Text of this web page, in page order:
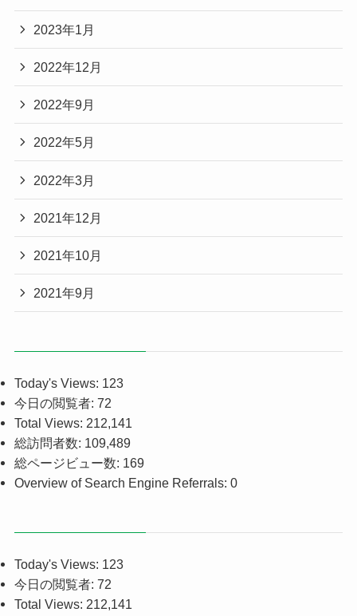
2023年1月
2022年12月
2022年9月
2022年5月
2022年3月
2021年12月
2021年10月
2021年9月
Today's Views: 123
今日の閲覧者: 72
Total Views: 212,141
総訪問者数: 109,489
総ページビュー数: 169
Overview of Search Engine Referrals: 0
Today's Views: 123
今日の閲覧者: 72
Total Views: 212,141